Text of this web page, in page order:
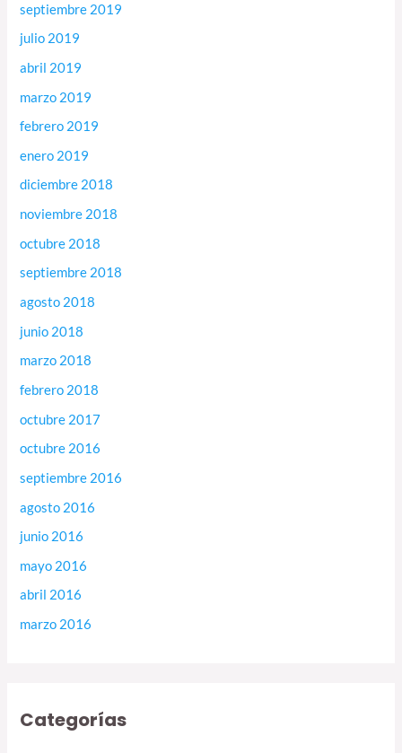
septiembre 2019
julio 2019
abril 2019
marzo 2019
febrero 2019
enero 2019
diciembre 2018
noviembre 2018
octubre 2018
septiembre 2018
agosto 2018
junio 2018
marzo 2018
febrero 2018
octubre 2017
octubre 2016
septiembre 2016
agosto 2016
junio 2016
mayo 2016
abril 2016
marzo 2016
Categorías